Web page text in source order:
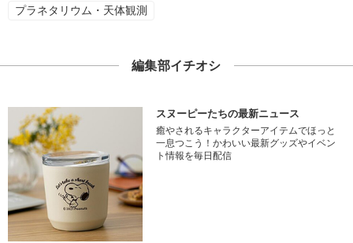
プラネタリウム・天体観測
編集部イチオシ
スヌーピーたちの最新ニュース
癒やされるキャラクターアイテムでほっと
一息つこう！かわいい最新グッズやイベン
ト情報を毎日配信